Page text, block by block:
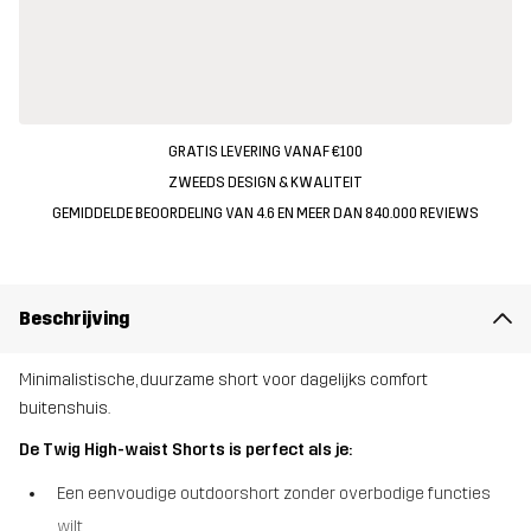
GRATIS LEVERING VANAF €100
ZWEEDS DESIGN & KWALITEIT
GEMIDDELDE BEOORDELING VAN 4.6 EN MEER DAN 840.000 REVIEWS
Beschrijving
Minimalistische, duurzame short voor dagelijks comfort
buitenshuis.
De Twig High-waist Shorts is perfect als je:
Een eenvoudige outdoorshort zonder overbodige functies